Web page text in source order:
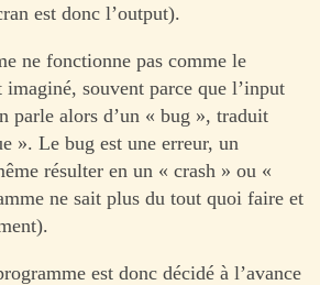
est donc l’output).
ne fonctionne pas comme le
souvent parce que l’input
parle alors d’un « bug », traduit
». Le bug est une erreur, un
résulter en un « crash » ou «
ne sait plus du tout quoi faire et
est donc décidé à l’avance